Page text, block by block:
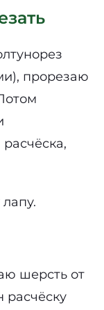
прорезаю
шерсть от
расчёску